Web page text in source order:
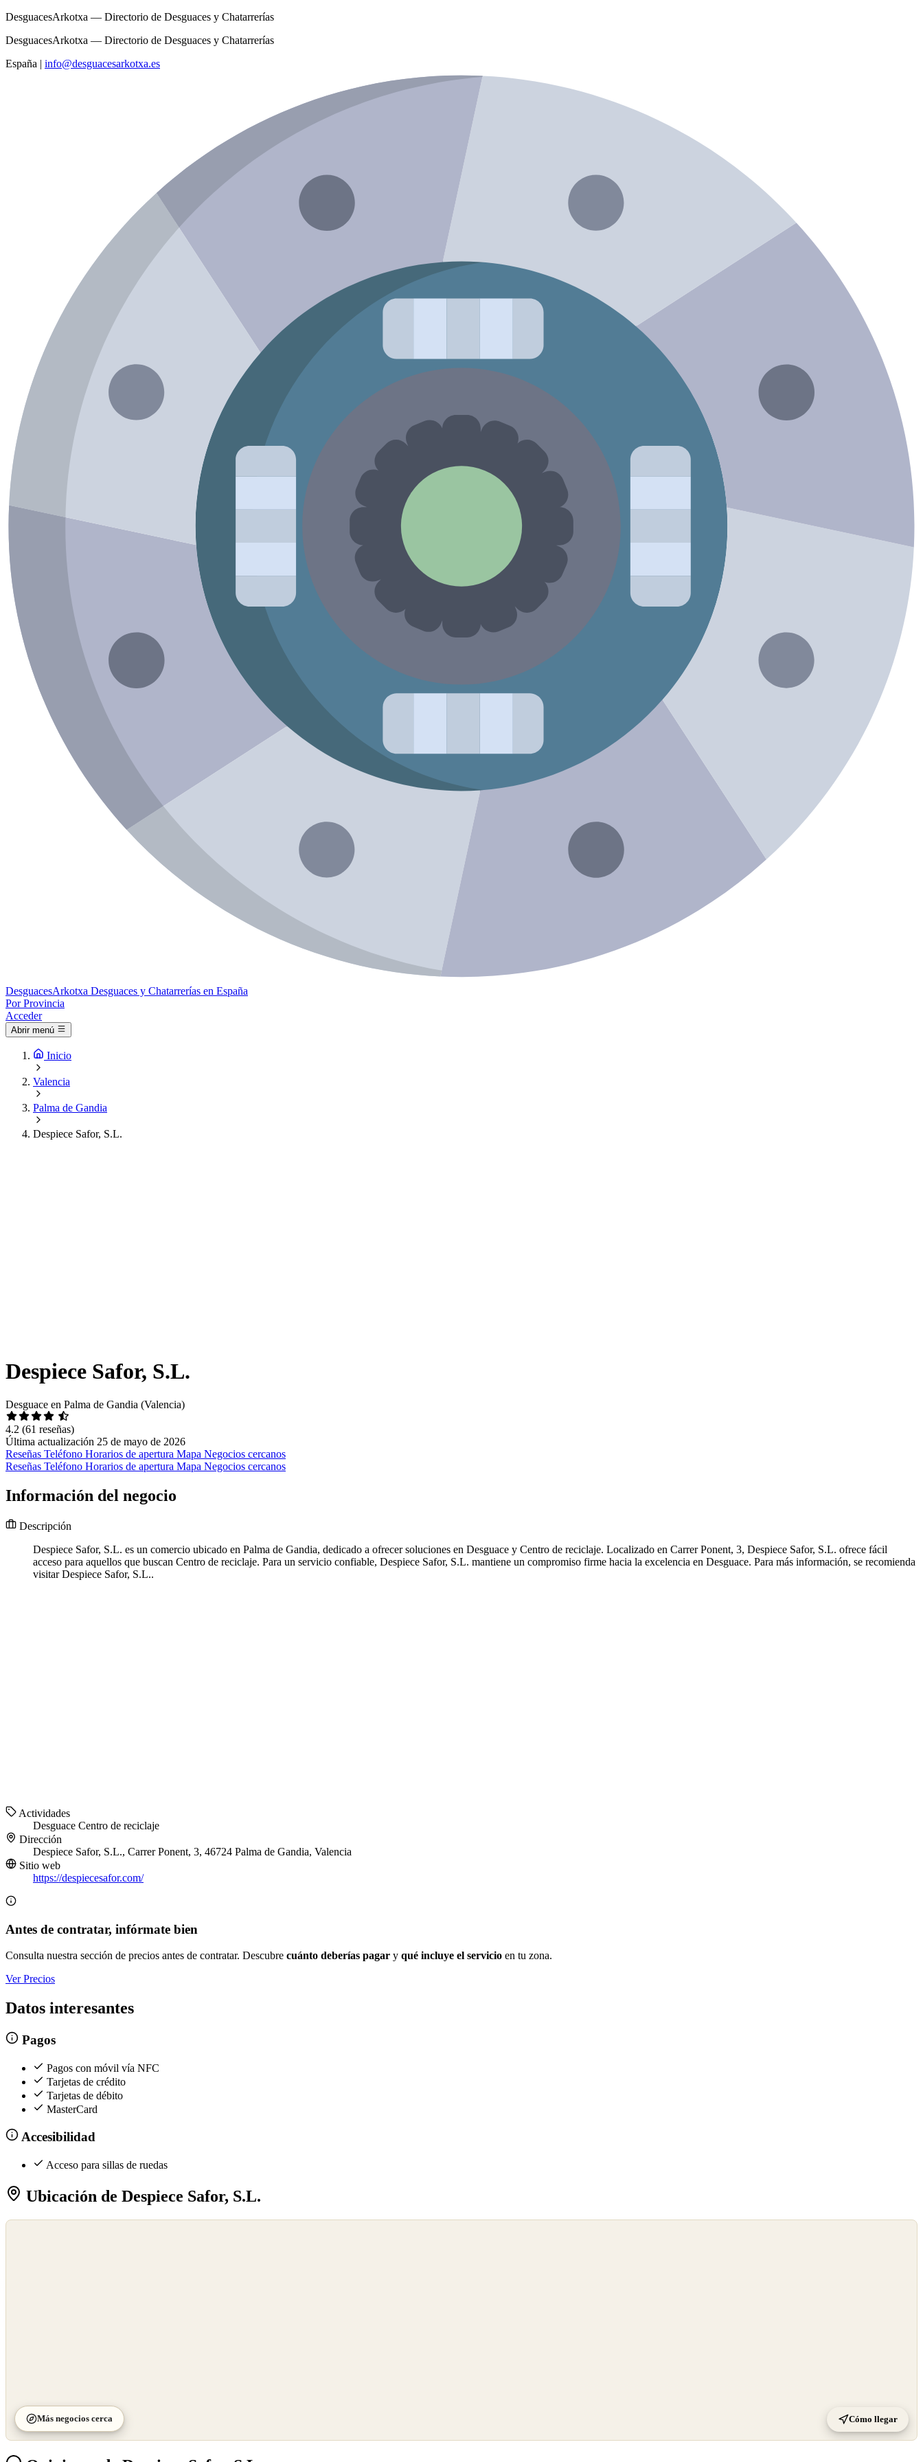
DesguacesArkotxa — Directorio de Desguaces y Chatarrerías
DesguacesArkotxa — Directorio de Desguaces y Chatarrerías
España | info@desguacesarkotxa.es
DesguacesArkotxa Desguaces y Chatarrerías en España
Por Provincia
Acceder
Abrir menú
Inicio
Valencia
Palma de Gandia
Despiece Safor, S.L.
Despiece Safor, S.L.
Desguace en Palma de Gandia (Valencia)
4.2 (61 reseñas)
Última actualización 25 de mayo de 2026
Reseñas Teléfono Horarios de apertura Mapa Negocios cercanos
Reseñas Teléfono Horarios de apertura Mapa Negocios cercanos
Información del negocio
Descripción
Despiece Safor, S.L. es un comercio ubicado en Palma de Gandia, dedicado a ofrecer soluciones en Desguace y Centro de reciclaje. Localizado en Carrer Ponent, 3, Despiece Safor, S.L. ofrece fácil
acceso para aquellos que buscan Centro de reciclaje. Para un servicio confiable, Despiece Safor, S.L. mantiene un compromiso firme hacia la excelencia en Desguace. Para más información, se recomienda
visitar Despiece Safor, S.L..
Actividades
Desguace Centro de reciclaje
Dirección
Despiece Safor, S.L., Carrer Ponent, 3, 46724 Palma de Gandia, Valencia
Sitio web
https://despiecesafor.com/
Antes de contratar, infórmate bien
Consulta nuestra sección de precios antes de contratar. Descubre cuánto deberías pagar y qué incluye el servicio en tu zona.
Ver Precios
Datos interesantes
Pagos
Pagos con móvil vía NFC
Tarjetas de crédito
Tarjetas de débito
MasterCard
Accesibilidad
Acceso para sillas de ruedas
Ubicación de Despiece Safor, S.L.
Más negocios cerca Cómo llegar